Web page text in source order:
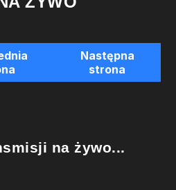
Następna
strona
na żywo...